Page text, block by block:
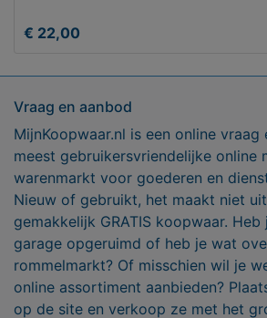
€ 22,00
Vraag en aanbod
MijnKoopwaar.nl is een online vraag
meest gebruikersvriendelijke online
warenmarkt voor goederen en
Nieuw of gebruikt, het maakt niet
gemakkelijk GRATIS koopwaar.
garage opgeruimd of heb je wat
rommelmarkt? Of misschien wil je
online assortiment aanbieden?
op de site en verkoop ze met het